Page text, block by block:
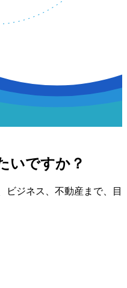
いですか？
ビジネス、不動産まで、目